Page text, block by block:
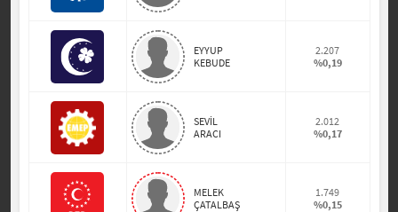
EYYUP
KEBUDE
2.207
%0,19
SEVİL
ARACI
2.012
%0,17
MELEK
ÇATALBAŞ
1.749
%0,15